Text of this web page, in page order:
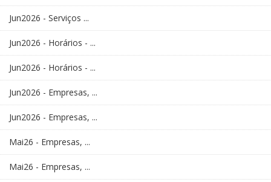
Jun2026 - Serviços ...
Jun2026 - Horários - ...
Jun2026 - Horários - ...
Jun2026 - Empresas, ...
Jun2026 - Empresas, ...
Mai26 - Empresas, ...
Mai26 - Empresas, ...